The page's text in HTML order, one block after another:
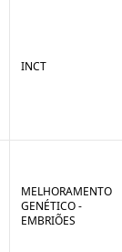
INCT
MELHORAMENTO
GENÉTICO -
EMBRIÕES